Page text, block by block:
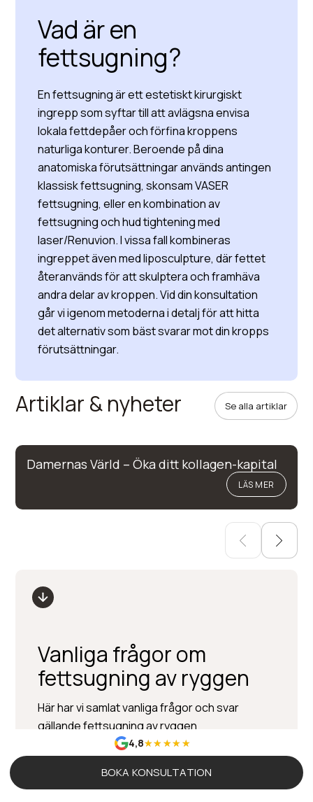
Vad är en
fettsugning?
En fettsugning är ett estetiskt kirurgiskt
ingrepp som syftar till att avlägsna envisa
lokala fettdepåer och förfina kroppens
naturliga konturer. Beroende på dina
anatomiska förutsättningar används antingen
klassisk fettsugning, skonsam VASER
fettsugning, eller en kombination av
fettsugning och hud tightening med
laser/Renuvion. I vissa fall kombineras
ingreppet även med liposculpture, där fettet
återanvänds för att skulptera och framhäva
andra delar av kroppen. Vid din konsultation
går vi igenom metoderna i detalj för att hitta
det alternativ som bäst svarar mot din kropps
förutsättningar.
Artiklar & nyheter Se alla artiklar
Damernas Värld – Öka ditt kollagen-kapital
LÄS MER
Vanliga frågor om
fettsugning av ryggen
Här har vi samlat vanliga frågor och svar
gällande fettsugning av ryggen
Gör det ont efter operationen?
4,8
BOKA KONSULTATION